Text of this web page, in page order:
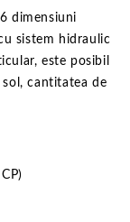
dimensiuni
sistem hidraulic
este posibil
cantitatea de